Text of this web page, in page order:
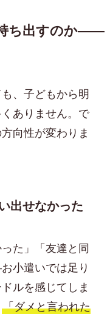
ち出すのか——
、子どもから明
ありません。で
向性が変わりま
出せなかった
た」「友達と同
小遣いでは足り
ルを感じてしま
「ダメと言われた